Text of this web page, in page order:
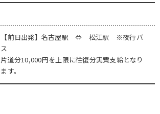
【前日出発】名古屋駅 ⇔ 松江駅 ※夜行バ
ス
片道分10,000円を上限に往復分実費支給となり
ます。